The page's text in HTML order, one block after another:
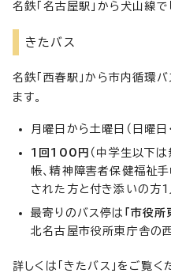
名鉄「名古屋駅」から犬山線
きたバス
名鉄「西春駅」から市内循環
ます。
月曜日から土曜日（日曜日
1回100円 （中学生以下
帳、精神障害者保健福祉
された方と付き添いの方1
最寄りのバス停は 「市役所
北名古屋市役所東庁舎の
詳しくは「きたバス」をご覧く